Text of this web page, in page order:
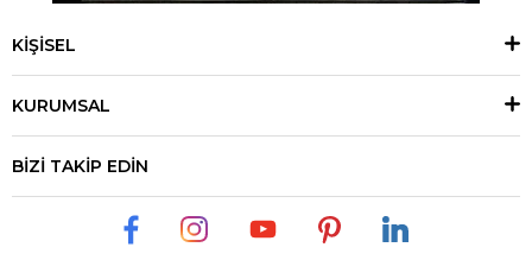
KİŞİSEL
KURUMSAL
BİZİ TAKİP EDİN